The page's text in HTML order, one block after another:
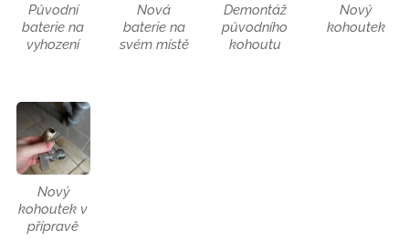
Původní
baterie na
vyhození
Nová
baterie na
svém místě
Demontáž
původního
kohoutu
Nový
kohoutek
Nový
kohoutek v
přípravě